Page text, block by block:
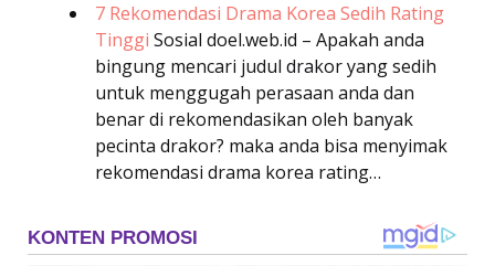
7 Rekomendasi Drama Korea Sedih Rating
Tinggi Sosial doel.web.id – Apakah anda
bingung mencari judul drakor yang sedih
untuk menggugah perasaan anda dan
benar di rekomendasikan oleh banyak
pecinta drakor? maka anda bisa menyimak
rekomendasi drama korea rating…